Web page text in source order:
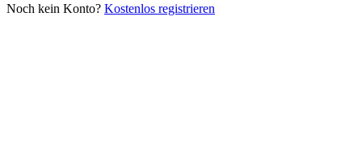
Noch kein Konto? Kostenlos registrieren